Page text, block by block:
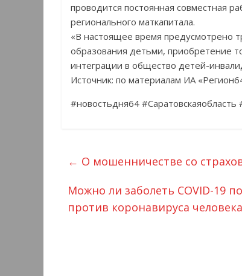
проводится постоянная совместная
регионального маткапитала.
«В настоящее время предусмотрено
образования детьми, приобретение
интеграции в общество детей-
Источник: по материалам ИА
#новостьдня64
← О мошенничестве со
Можно ли заболеть COVID-19
против коронавируса